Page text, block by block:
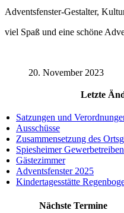
Adventsfenster-Gestalter,
viel Spaß und eine schöne
20. November 2023
Letzte
Satzungen und
Ausschüsse
Zusammensetzung des
Spiesheimer
Gästezimmer
Adventsfenster 2025
Kindertagesstätte
Nächste Termine